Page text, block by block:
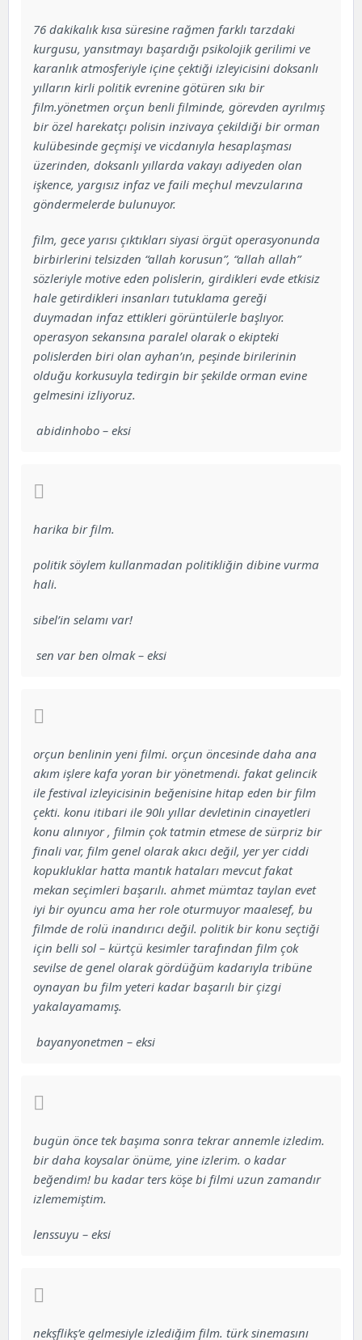
76 dakikalık kısa süresine rağmen farklı tarzdaki
kurgusu, yansıtmayı başardığı psikolojik gerilimi ve
karanlık atmosferiyle içine çektiği izleyicisini doksanlı
yılların kirli politik evrenine götüren sıkı bir
film.yönetmen orçun benli filminde, görevden ayrılmış
bir özel harekatçı polisin inzivaya çekildiği bir orman
kulübesinde geçmişi ve vicdanıyla hesaplaşması
üzerinden, doksanlı yıllarda vakayı adiyeden olan
işkence, yargısız infaz ve faili meçhul mevzularına
göndermelerde bulunuyor.
film, gece yarısı çıktıkları siyasi örgüt operasyonunda
birbirlerini telsizden “allah korusun”, “allah allah”
sözleriyle motive eden polislerin, girdikleri evde etkisiz
hale getirdikleri insanları tutuklama gereği
duymadan infaz ettikleri görüntülerle başlıyor.
operasyon sekansına paralel olarak o ekipteki
polislerden biri olan ayhan’ın, peşinde birilerinin
olduğu korkusuyla tedirgin bir şekilde orman evine
gelmesini izliyoruz.
abidinhobo – eksi
harika bir film.
politik söylem kullanmadan politikliğin dibine vurma
hali.
sibel’in selamı var!
sen var ben olmak – eksi
orçun benlinin yeni filmi. orçun öncesinde daha ana
akım işlere kafa yoran bir yönetmendi. fakat gelincik
ile festival izleyicisinin beğenisine hitap eden bir film
çekti. konu itibari ile 90lı yıllar devletinin cinayetleri
konu alınıyor , filmin çok tatmin etmese de sürpriz bir
finali var, film genel olarak akıcı değil, yer yer ciddi
kopukluklar hatta mantık hataları mevcut fakat
mekan seçimleri başarılı. ahmet mümtaz taylan evet
iyi bir oyuncu ama her role oturmuyor maalesef, bu
filmde de rolü inandırıcı değil. politik bir konu seçtiği
için belli sol – kürtçü kesimler tarafından film çok
sevilse de genel olarak gördüğüm kadarıyla tribüne
oynayan bu film yeteri kadar başarılı bir çizgi
yakalayamamış.
bayanyonetmen – eksi
bugün önce tek başıma sonra tekrar annemle izledim.
bir daha koysalar önüme, yine izlerim. o kadar
beğendim! bu kadar ters köşe bi filmi uzun zamandır
izlememiştim.
lenssuyu – eksi
nekşflikş’e gelmesiyle izlediğim film. türk sinemasını